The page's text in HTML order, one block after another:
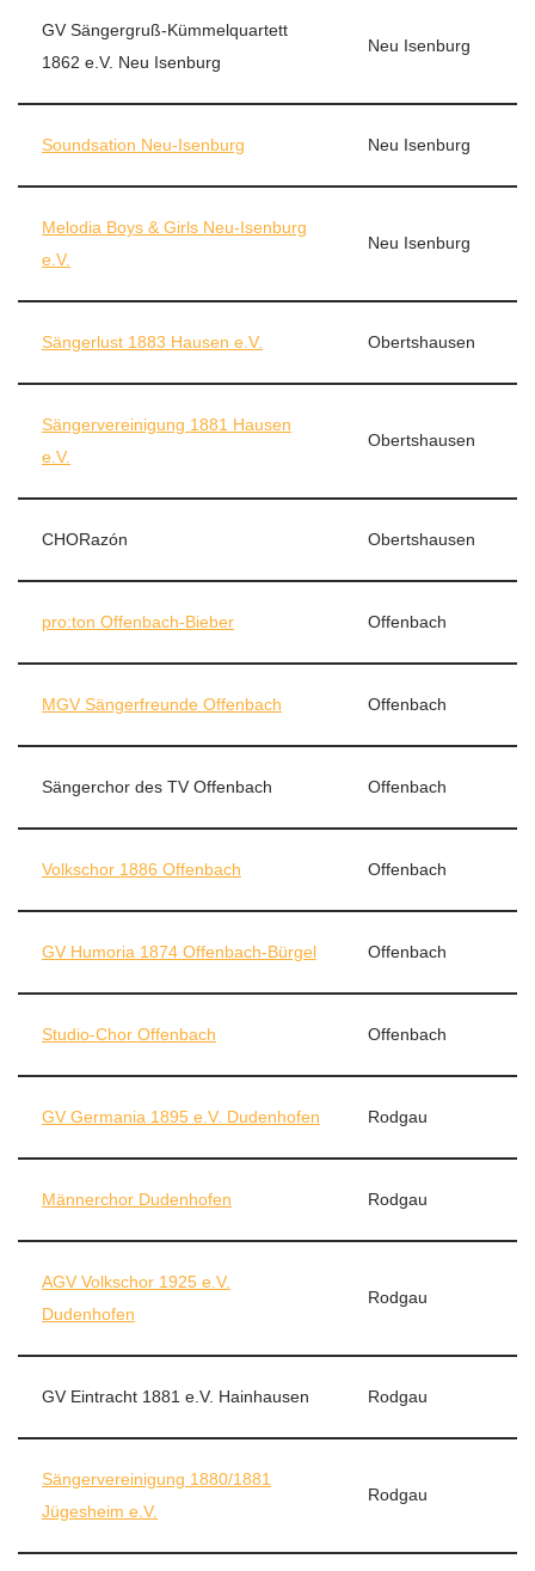
GV Sängergruß-Kümmelquartett
1862 e.V. Neu Isenburg
Neu Isenburg
Soundsation Neu-Isenburg Neu Isenburg
Melodia Boys & Girls Neu-Isenburg
e.V.
Neu Isenburg
Sängerlust 1883 Hausen e.V. Obertshausen
Sängervereinigung 1881 Hausen
e.V.
Obertshausen
CHORazón Obertshausen
pro:ton Offenbach-Bieber Offenbach
MGV Sängerfreunde Offenbach Offenbach
Sängerchor des TV Offenbach Offenbach
Volkschor 1886 Offenbach Offenbach
GV Humoria 1874 Offenbach-Bürgel Offenbach
Studio-Chor Offenbach Offenbach
GV Germania 1895 e.V. Dudenhofen Rodgau
Männerchor Dudenhofen Rodgau
AGV Volkschor 1925 e.V.
Dudenhofen
Rodgau
GV Eintracht 1881 e.V. Hainhausen Rodgau
Sängervereinigung 1880/1881
Jügesheim e.V.
Rodgau